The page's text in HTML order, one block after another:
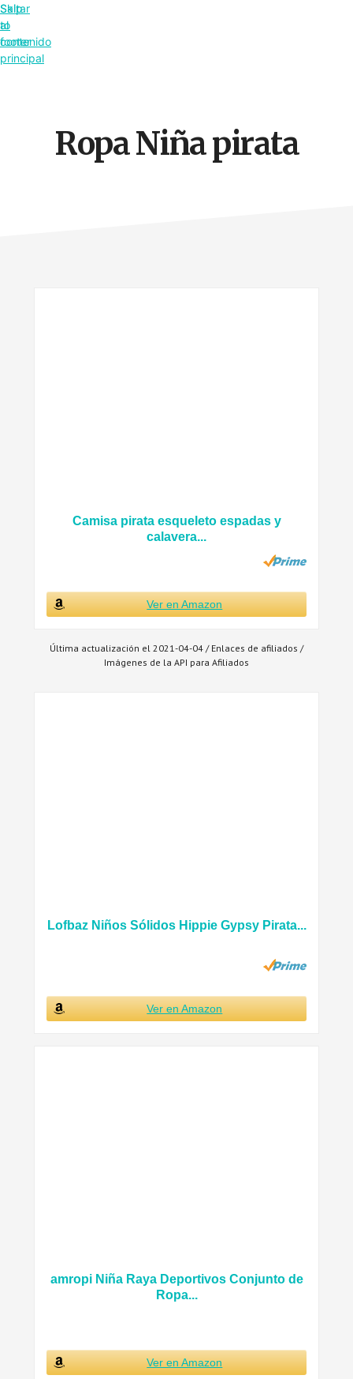
Saltar
al
contenido
principal
Skip
to
footer
Ropa Niña pirata
Camisa pirata esqueleto espadas y
calavera...
Ver en Amazon
Última actualización el 2021-04-04 / Enlaces de afiliados /
Imágenes de la API para Afiliados
Lofbaz Niños Sólidos Hippie Gypsy Pirata...
Ver en Amazon
amropi Niña Raya Deportivos Conjunto de
Ropa...
Ver en Amazon